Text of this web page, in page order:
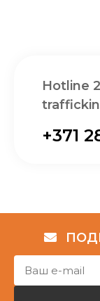
Hotline
+371